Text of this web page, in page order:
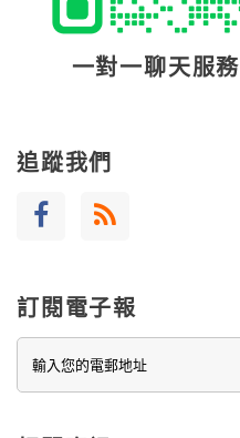
一對一聊天服務
追蹤我們
訂閱電子報